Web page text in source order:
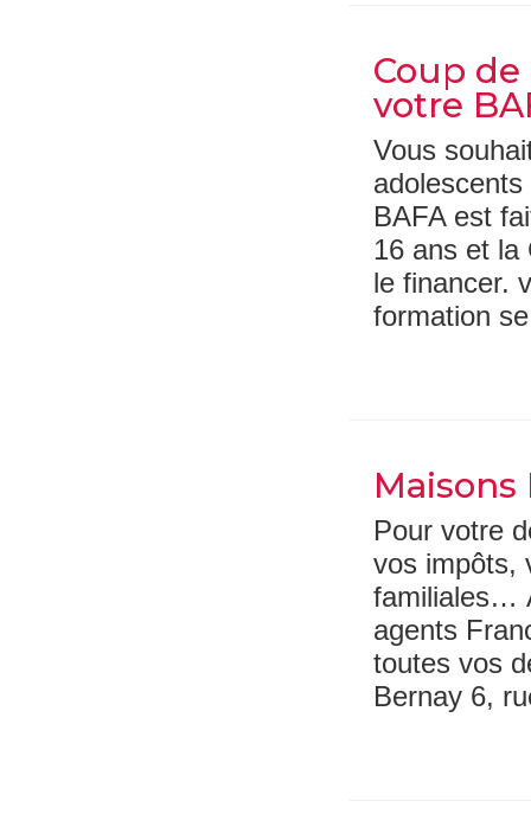
Coup
votre
Vous
BAFA est
16 ans et la
le financer.
formation
Maisons
Pour votre
vos impôts,
familiales…
agents
toutes vos
Bernay 6,